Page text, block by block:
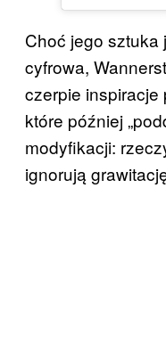
Choć jego sztuka
cyfrowa,
czerpie inspiracje
które później
modyfikacji:
ignorują